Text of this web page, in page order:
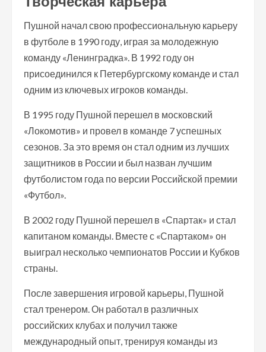
Пушной начал свою профессиональную карьеру
в футболе в 1990 году, играя за молодежную
команду «Ленинградка». В 1992 году он
присоединился к Петербургскому команде и стал
одним из ключевых игроков команды.
В 1995 году Пушной перешел в московский
«Локомотив» и провел в команде 7 успешных
сезонов. За это время он стал одним из лучших
защитников в России и был назван лучшим
футболистом года по версии Российской премии
«Футбол».
В 2002 году Пушной перешел в «Спартак» и стал
капитаном команды. Вместе с «Спартаком» он
выиграл несколько чемпионатов России и Кубков
страны.
После завершения игровой карьеры, Пушной
стал тренером. Он работал в различных
российских клубах и получил также
международный опыт, тренируя команды из